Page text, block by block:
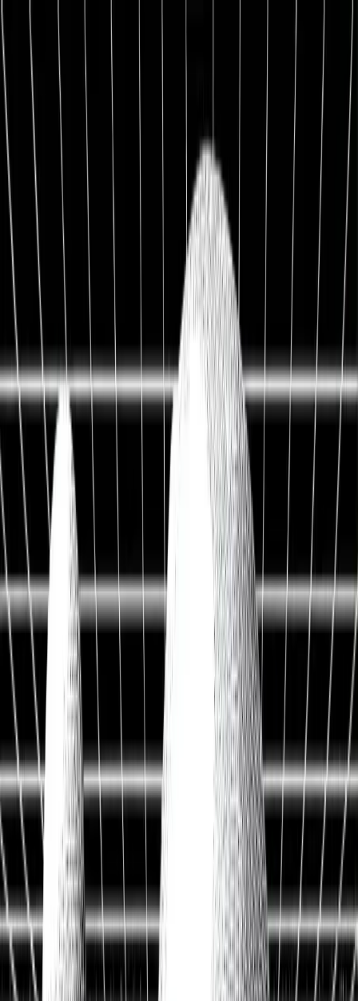
1:1 BETREUUNG
Werde Top 1 % Investor
Persönliche 1:1 Zusammenarbeit — Portfolio-Aufbau,
Strategie & exklusive Co-Investments.
26,8%
Ø Rendite / Jahr
3.129
Millionäre
100K+
Investoren
★★★★★ 4.9/5
Weiterempfehlung
Kostenfreies Erstgespräch
Live Workshop
TERMINAL + API
Kostenlos
Sieh, was andere nicht sehen
Fair Value, KI-Analysen & Screener zu 20.000+ Aktien —
vertraut von BlackRock, Goldman Sachs & Anthropic.
100M+
Kennzahlen
50 J.
Historische Daten
<10ms
API-Latenz
Kostenlos Aktien analysieren